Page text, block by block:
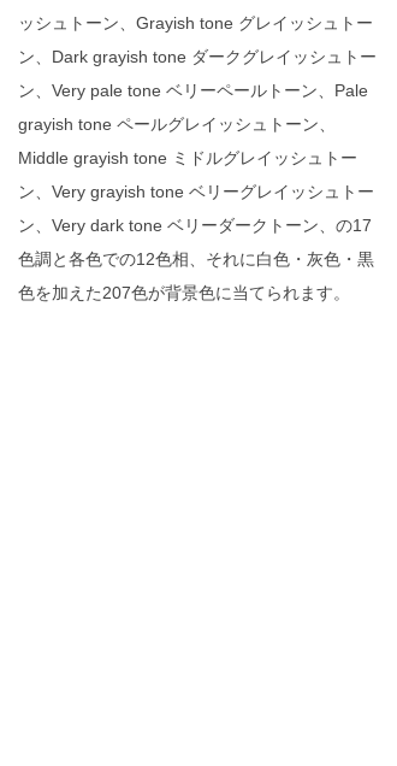
ッシュトーン、Grayish tone グレイッシュトー
ン、Dark grayish tone ダークグレイッシュトー
ン、Very pale tone ベリーペールトーン、Pale
grayish tone ペールグレイッシュトーン、
Middle grayish tone ミドルグレイッシュトー
ン、Very grayish tone ベリーグレイッシュトー
ン、Very dark tone ベリーダークトーン、の17
色調と各色での12色相、それに白色・灰色・黒
色を加えた207色が背景色に当てられます。